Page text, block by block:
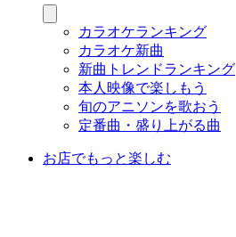
カラオケランキング
カラオケ新曲
新曲トレンドランキング
本人映像で楽しもう
旬のアニソンを歌おう
定番曲・盛り上がる曲
お店でもっと楽しむ